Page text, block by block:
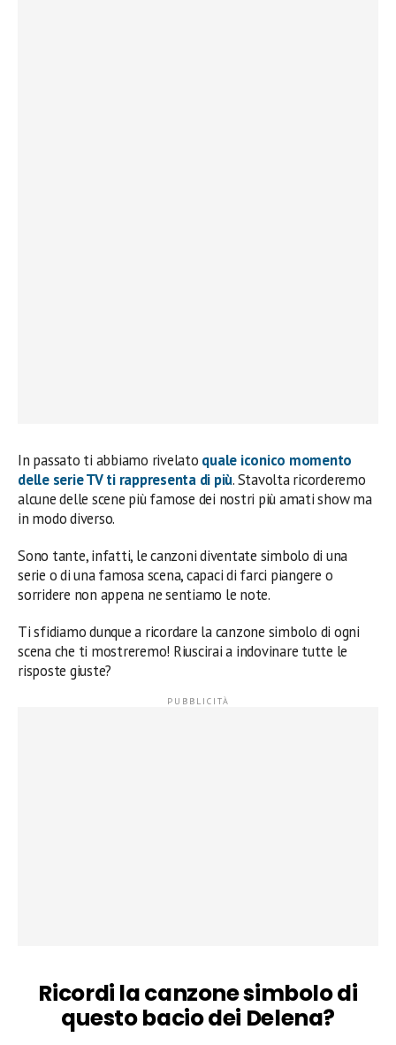
In passato ti abbiamo rivelato quale iconico momento
delle serie TV ti rappresenta di più. Stavolta ricorderemo
alcune delle scene più famose dei nostri più amati show ma
in modo diverso.
Sono tante, infatti, le canzoni diventate simbolo di una
serie o di una famosa scena, capaci di farci piangere o
sorridere non appena ne sentiamo le note.
Ti sfidiamo dunque a ricordare la canzone simbolo di ogni
scena che ti mostreremo! Riuscirai a indovinare tutte le
risposte giuste?
Ricordi la canzone simbolo di
questo bacio dei Delena?